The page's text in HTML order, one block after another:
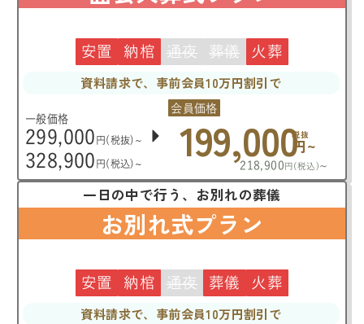
安置 納棺 通夜 葬儀 火葬
資料請求で、事前会員10万円割引で
一般価格
299,000 円(税抜)~
328,900 円(税込)~
会員価格
199,000税抜
円~
218,900 円(税込) ~
一日の中で行う、お別れの葬儀
お別れ式プラン
安置 納棺 通夜 葬儀 火葬
資料請求で、事前会員10万円割引で